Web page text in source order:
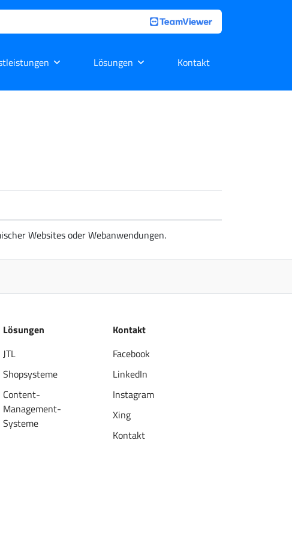
Lösungen Kontakt
Websites oder Webanwendungen.
Lösungen
JTL
Shopsysteme
Content-
Management-
Systeme
Kontakt
Facebook
LinkedIn
Instagram
Xing
Kontakt